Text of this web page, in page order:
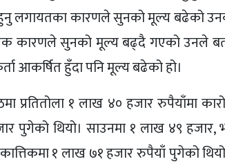
हुनु लगायतका कारणले सुनको मूल्य बढेको
कारणले सुनको मूल्य बढ्दै गएको उनले
आकर्षित हुँदा पनि मूल्य बढेको हो।
प्रतितोला १ लाख ४० हजार रुपैयाँमा
पुगेको थियो। साउनमा १ लाख ४९ हजार,
१ लाख ७१ हजार रुपैयाँ पुगेको